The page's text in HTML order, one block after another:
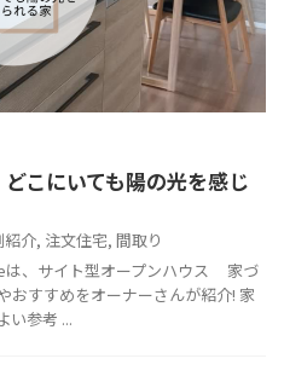
こにいても陽の光を感じ
紹介, 注文住宅, 間取り
は、サイト型オープンハウス 家づ
おすすめをオーナーさんが紹介! 家
い参考 ...